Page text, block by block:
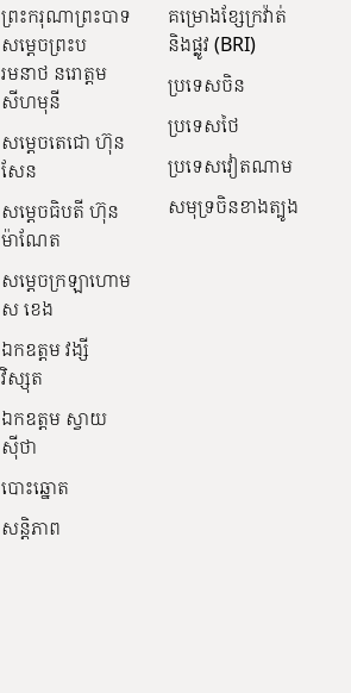
ព្រះករុណាព្រះបាទ
សម្តេចព្រះប
រមនាថ នរោត្តម
សីហមុនី
សម្តេចតេជោ ហ៊ុន
សែន
សម្ដេចធិបតី ហ៊ុន
ម៉ាណែត
សម្ដេចក្រឡាហោម
ស ខេង
ឯកឧត្តម វង្សី
វិស្សុត
ឯកឧត្តម ស្វាយ
ស៊ីថា
បោះឆ្នោត
សន្តិភាព
គម្រោងខ្សែក្រវ៉ាត់
និងផ្លូវ (BRI)
ប្រទេសចិន
ប្រទេសថៃ
ប្រទេសវៀតណាម
សមុទ្រចិនខាងត្បូង